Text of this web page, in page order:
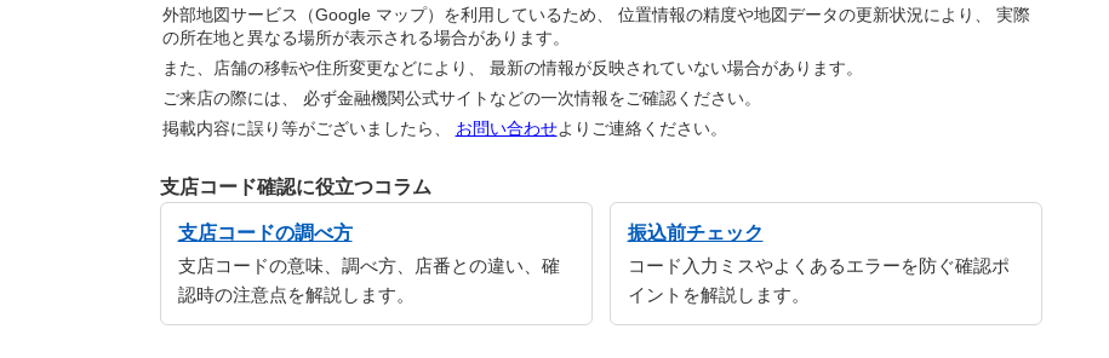
外部地図サービス（Google マップ）を利用しているため、 位置情報の精度や地図データの更新状況により、 実際
の所在地と異なる場所が表示される場合があります。
また、店舗の移転や住所変更などにより、 最新の情報が反映されていない場合があります。
ご来店の際には、 必ず金融機関公式サイトなどの一次情報をご確認ください。
掲載内容に誤り等がございましたら、 お問い合わせよりご連絡ください。
支店コード確認に役立つコラム
支店コードの調べ方
支店コードの意味、調べ方、店番との違い、確
認時の注意点を解説します。
振込前チェック
コード入力ミスやよくあるエラーを防ぐ確認ポ
イントを解説します。